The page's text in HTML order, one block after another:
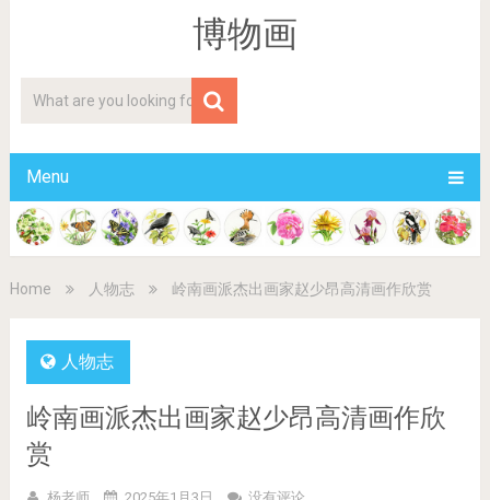
博物画
Menu
Home 人物志 岭南画派杰出画家赵少昂高清画作欣赏
人物志
岭南画派杰出画家赵少昂高清画作欣
赏